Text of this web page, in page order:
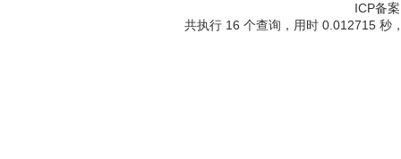
ICP备
共执行 16 个查询，用时 0.012715 秒